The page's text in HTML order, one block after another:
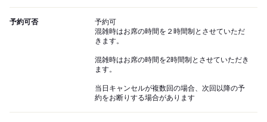
予約可否
予約可
混雑時はお席の時間を２時間制とさせていただ
きます。
混雑時はお席の時間を2時間制とさせていただき
ます。
当日キャンセルが複数回の場合、次回以降の予
約をお断りする場合があります